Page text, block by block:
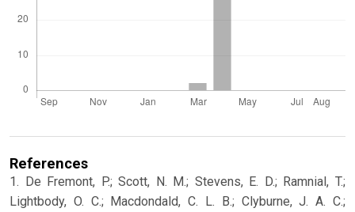
References
1. De Fremont, P.; Scott, N. M.; Stevens, E. D.; Ramnial, T.;
Lightbody, O. C.; Macdondald, C. L. B.; Clyburne, J. A. C.;